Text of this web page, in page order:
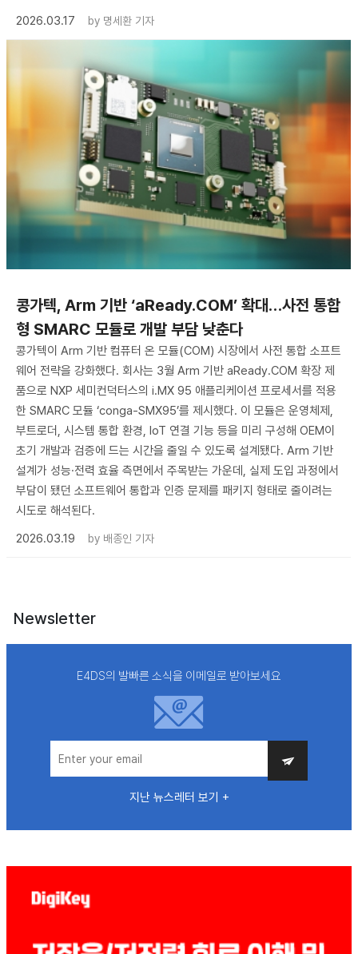
2026.03.17 by 명세환 기자
콩가텍, Arm 기반 ‘aReady.COM’ 확대…사전 통합
형 SMARC 모듈로 개발 부담 낮춘다
콩가텍이 Arm 기반 컴퓨터 온 모듈(COM) 시장에서 사전 통합 소프트
웨어 전략을 강화했다. 회사는 3월 Arm 기반 aReady.COM 확장 제
품으로 NXP 세미컨덕터스의 i.MX 95 애플리케이션 프로세서를 적용
한 SMARC 모듈 ‘conga-SMX95’를 제시했다. 이 모듈은 운영체제,
부트로더, 시스템 통합 환경, IoT 연결 기능 등을 미리 구성해 OEM이
초기 개발과 검증에 드는 시간을 줄일 수 있도록 설계됐다. Arm 기반
설계가 성능·전력 효율 측면에서 주목받는 가운데, 실제 도입 과정에서
부담이 됐던 소프트웨어 통합과 인증 문제를 패키지 형태로 줄이려는
시도로 해석된다.
2026.03.19
by 배종인 기자
Newsletter
E4DS의 발빠른 소식을 이메일로 받아보세요
지난 뉴스레터 보기 +